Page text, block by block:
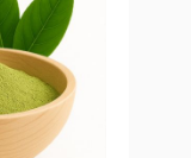
-
Matcha
, et